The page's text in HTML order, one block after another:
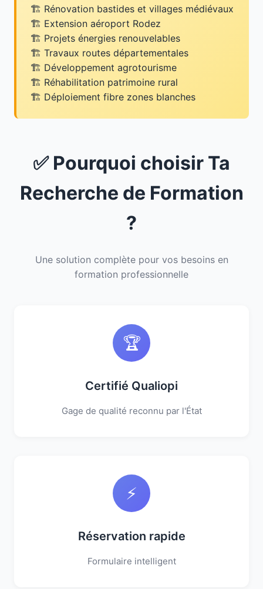
Rénovation bastides et villages médiévaux
Extension aéroport Rodez
Projets énergies renouvelables
Travaux routes départementales
Développement agrotourisme
Réhabilitation patrimoine rural
Déploiement fibre zones blanches
✅ Pourquoi choisir Ta
Recherche de Formation
?
Une solution complète pour vos besoins en
formation professionnelle
🏆
Certifié Qualiopi
Gage de qualité reconnu par l'État
⚡
Réservation rapide
Formulaire intelligent